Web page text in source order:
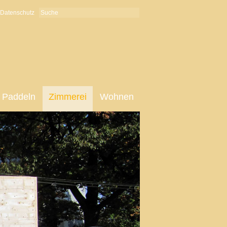
Datenschutz
Wohnen
Zimmerei
Paddeln